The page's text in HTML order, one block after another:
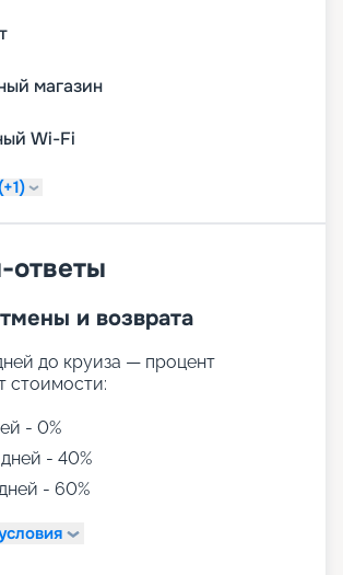
магазин
Wi-Fi
ответы
и возврата
до круиза — процент
стоимости:
- 0%
- 40%
- 60%